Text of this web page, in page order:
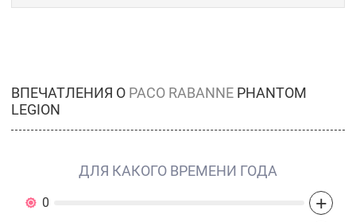
ВПЕЧАТЛЕНИЯ О PACO RABANNE PHANTOM
LEGION
ДЛЯ КАКОГО ВРЕМЕНИ ГОДА
0 +